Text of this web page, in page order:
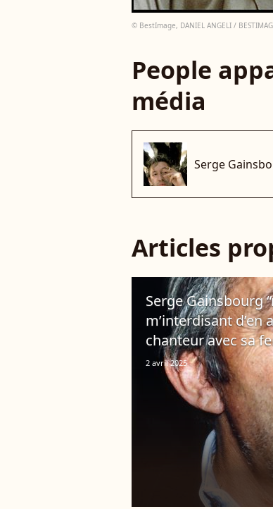
© BestImage, DANIEL ANGELI /
People
média
Serge
Articles
Serge Gainsbourg
m’interdisant d’en
chanteur avec sa
2 avril 2025